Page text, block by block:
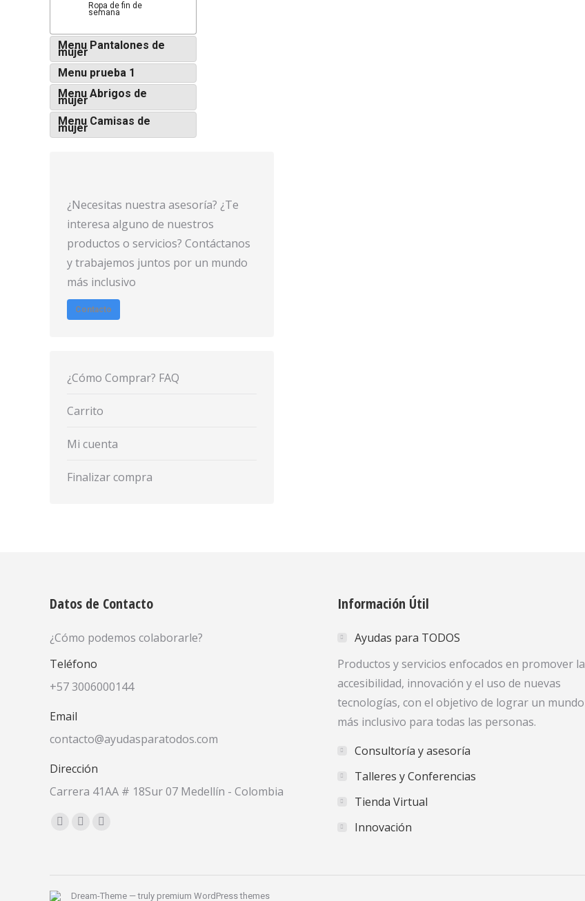
Ropa de fin de
semana
Menu Pantalones de
mujer
Menu prueba 1
Menu Abrigos de
mujer
Menu Camisas de
mujer
¿Necesitas nuestra asesoría? ¿Te
interesa alguno de nuestros
productos o servicios? Contáctanos
y trabajemos juntos por un mundo
más inclusivo
Contacto
¿Cómo Comprar? FAQ
Carrito
Mi cuenta
Finalizar compra
Datos de Contacto
¿Cómo podemos colaborarle?
Teléfono
+57 3006000144
Email
contacto@ayudasparatodos.com
Dirección
Carrera 41AA # 18Sur 07 Medellín - Colombia
Encuéntranos en:
Facebook
X
YouTube
Información Útil
Ayudas para TODOS
Productos y servicios enfocados en promover la
accesibilidad, innovación y el uso de nuevas
tecnologías, con el objetivo de lograr un mundo
más inclusivo para todas las personas.
Consultoría y asesoría
Talleres y Conferencias
Tienda Virtual
Innovación
Dream-Theme — truly premium WordPress themes